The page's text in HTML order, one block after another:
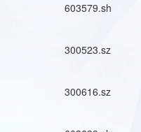
603579.sh
300523.sz
300616.sz